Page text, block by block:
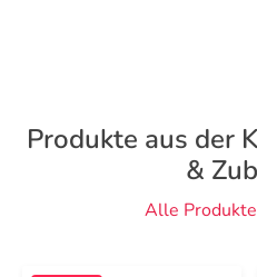
Produkte aus der
&
Alle